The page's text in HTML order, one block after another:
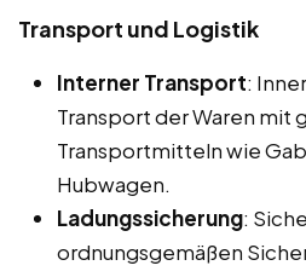
Transport und Logistik
Interner Transport:
Transport der Waren mit
Transportmitteln wie
Hubwagen.
Ladungssicherung:
ordnungsgemäßen